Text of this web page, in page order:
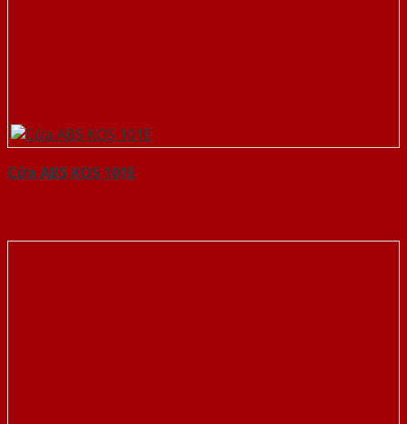
Cửa ABS KOS 101E